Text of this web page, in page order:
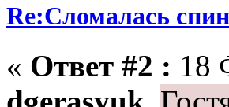
Re:Сломалась
« Ответ #2 : 18